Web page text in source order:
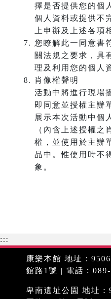
擇是否提供您的個
個人資料或提供不
上申辦及上述各項
您瞭解此一同意書
關法規之要求，具
理及利用您的個人
肖像權聲明
活動中將進行現場
即同意並授權主辦
展示本次活動中個
（內含上述授權之
權，並使用於主辦
品中。惟使用時不
象。
:::
康樂本館 地址：
館路1號 | 電話：
卑南遺址公園 地址